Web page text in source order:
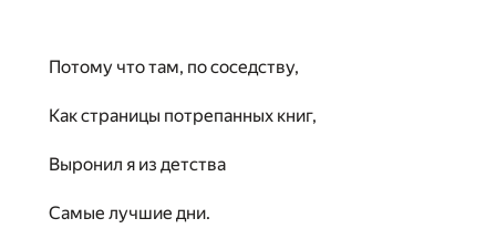
Потому что там, по соседству,
Как страницы потрепанных книг,
Выронил я из детства
Самые лучшие дни.